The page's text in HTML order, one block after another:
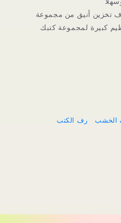
تخزين أنيق من مجموعة
كبيرة لمجموعة كتبك
الخشب
رف الكتب